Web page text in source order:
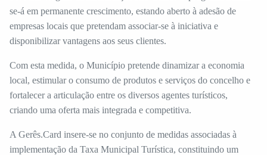
se-á em permanente crescimento, estando aberto à adesão de
empresas locais que pretendam associar-se à iniciativa e
disponibilizar vantagens aos seus clientes.
Com esta medida, o Município pretende dinamizar a economia
local, estimular o consumo de produtos e serviços do concelho e
fortalecer a articulação entre os diversos agentes turísticos,
criando uma oferta mais integrada e competitiva.
A Gerês.Card insere-se no conjunto de medidas associadas à
implementação da Taxa Municipal Turística, constituindo um